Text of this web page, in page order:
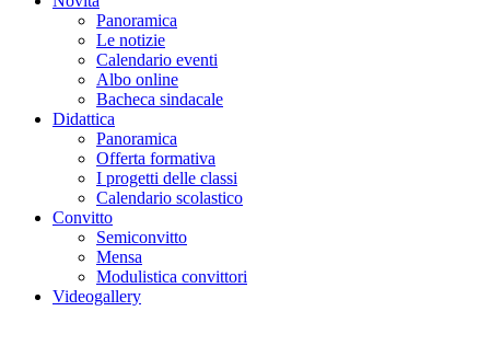
Panoramica
Le notizie
Calendario eventi
Albo online
Bacheca sindacale
Didattica
Panoramica
Offerta formativa
I progetti delle classi
Calendario scolastico
Convitto
Semiconvitto
Mensa
Modulistica convittori
Videogallery